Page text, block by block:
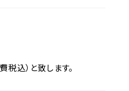
込）と致します。